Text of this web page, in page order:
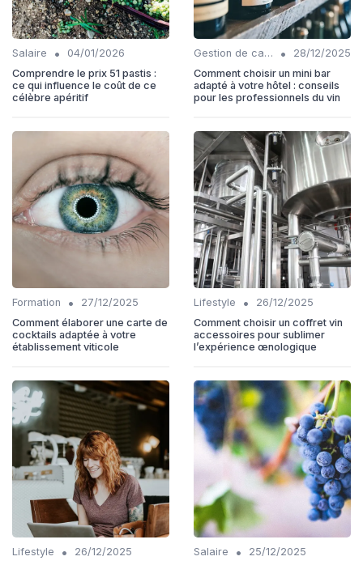
Salaire •
04/01/2026
Comprendre le prix 51 pastis :
ce qui influence le coût de ce
célèbre apéritif
Gestion de carrière •
28/12/2025
Comment choisir un mini bar
adapté à votre hôtel : conseils
pour les professionnels du vin
Formation •
27/12/2025
Comment élaborer une carte de
cocktails adaptée à votre
établissement viticole
Lifestyle •
26/12/2025
Comment choisir un coffret vin
accessoires pour sublimer
l’expérience œnologique
Lifestyle •
26/12/2025
Salaire •
25/12/2025